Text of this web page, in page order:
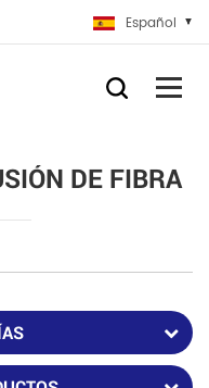
Español
DE FIBRA